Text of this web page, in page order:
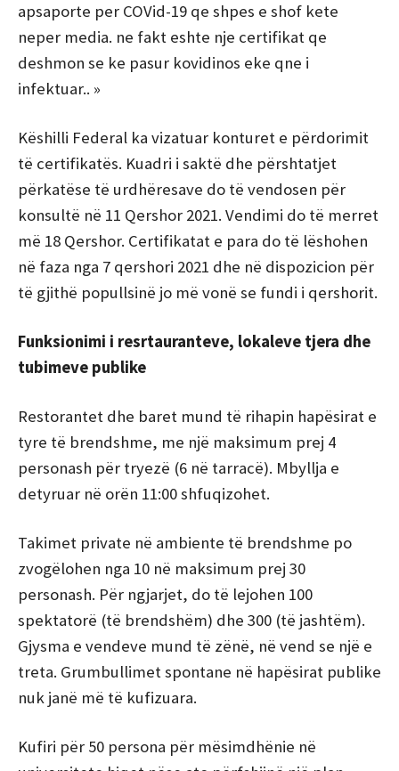
apsaporte per COVid-19 qe shpes e shof kete
neper media. ne fakt eshte nje certifikat qe
deshmon se ke pasur kovidinos eke qne i
infektuar.. »
Këshilli Federal ka vizatuar konturet e përdorimit
të certifikatës. Kuadri i saktë dhe përshtatjet
përkatëse të urdhëresave do të vendosen për
konsultë në 11 Qershor 2021. Vendimi do të merret
më 18 Qershor. Certifikatat e para do të lëshohen
në faza nga 7 qershori 2021 dhe në dispozicion për
të gjithë popullsinë jo më vonë se fundi i qershorit.
Funksionimi i resrtauranteve, lokaleve tjera dhe
tubimeve publike
Restorantet dhe baret mund të rihapin hapësirat e
tyre të brendshme, me një maksimum prej 4
personash për tryezë (6 në tarracë). Mbyllja e
detyruar në orën 11:00 shfuqizohet.
Takimet private në ambiente të brendshme po
zvogëlohen nga 10 në maksimum prej 30
personash. Për ngjarjet, do të lejohen 100
spektatorë (të brendshëm) dhe 300 (të jashtëm).
Gjysma e vendeve mund të zënë, në vend se një e
treta. Grumbullimet spontane në hapësirat publike
nuk janë më të kufizuara.
Kufiri për 50 persona për mësimdhënie në